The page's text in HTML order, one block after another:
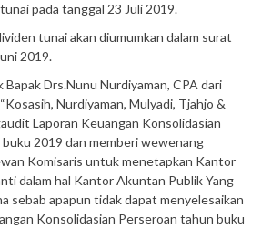
pada tanggal 23 Juli 2019.
tunai akan diumumkan dalam surat
2019.
Drs.Nunu Nurdiyaman, CPA dari
Nurdiyaman, Mulyadi, Tjahjo &
Laporan Keuangan Konsolidasian
2019 dan memberi wewenang
Komisaris untuk menetapkan Kantor
dalam hal Kantor Akuntan Publik Yang
sebab apapun tidak dapat menyelesaikan
Konsolidasian Perseroan tahun buku